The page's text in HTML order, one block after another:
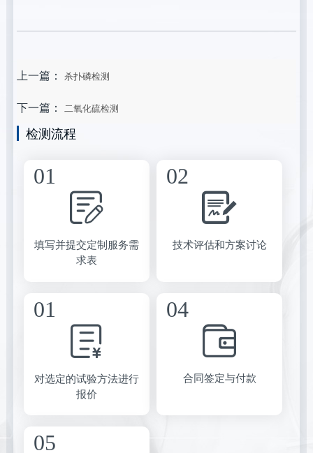
上一篇： 杀扑磷检测
下一篇： 二氧化硫检测
检测流程
填写并提交定制服务需
求表
技术评估和方案讨论
对选定的试验方法进行
报价
合同签定与付款